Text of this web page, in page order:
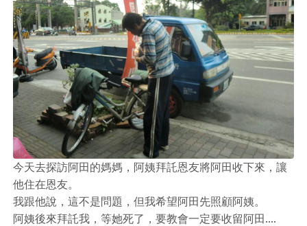
今天去探訪阿田的媽媽，阿姨拜託恩友將阿田收下來，讓
他住在恩友。
我跟他說，這不是問題，但我希望阿田先照顧阿姨。
阿姨後來拜託我，等她死了，要教會一定要收留阿田....